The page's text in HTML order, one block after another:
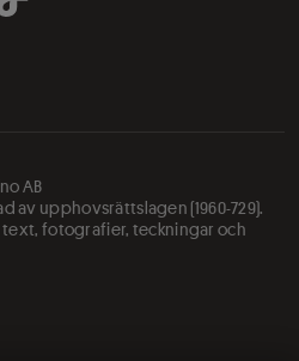
AB
av upphovsrättslagen (1960-729).
text, fotografier, teckningar och